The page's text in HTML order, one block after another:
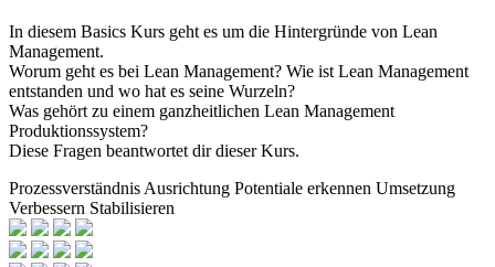
In diesem Basics Kurs geht es um die Hintergründe von Lean
Management.
Worum geht es bei Lean Management? Wie ist Lean Management
entstanden und wo hat es seine Wurzeln?
Was gehört zu einem ganzheitlichen Lean Management
Produktionssystem?
Diese Fragen beantwortet dir dieser Kurs.
Prozessverständnis Ausrichtung Potentiale erkennen Umsetzung
Verbessern Stabilisieren